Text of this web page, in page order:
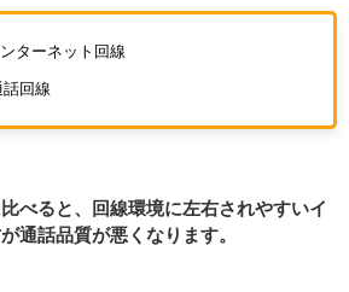
ターネット回線
回線
べると、回線環境に左右されやすいイ
通話品質が悪くなります。